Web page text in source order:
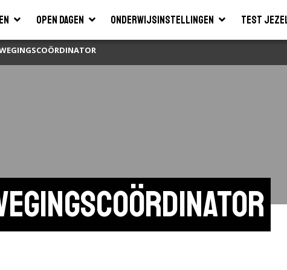
Open dagen Onderwijsinstellingen Test